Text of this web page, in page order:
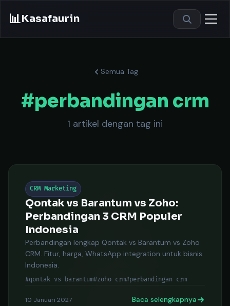
📊Kasafaurin
Semua Tag
#perbandingan crm
1 artikel dengan tag ini
CRM Marketing
Qontak vs Barantum vs Zoho:
Perbandingan 3 CRM Populer
Indonesia
Perbandingan lengkap Qontak vs Barantum vs Zoho
CRM. Fitur, harga, WhatsApp integration untuk bisnis
Indonesia.
#qontak vs barantum#zoho crm#perbandingan crm
10 Januari 2027 Baca selengkapnya